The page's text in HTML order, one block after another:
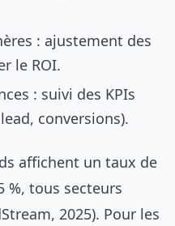
: ajustement des
le ROI.
: suivi des KPIs
conversions).
affichent un taux de
%, tous secteurs
2025). Pour les